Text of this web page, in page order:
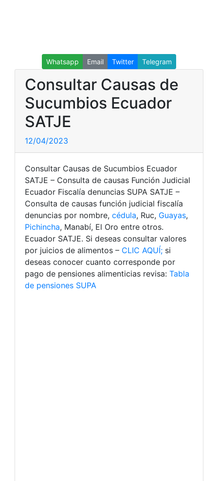
Whatsapp Email Twitter Telegram
Consultar Causas de
Sucumbios Ecuador
SATJE
12/04/2023
Consultar Causas de Sucumbios Ecuador
SATJE – Consulta de causas Función Judicial
Ecuador Fiscalía denuncias SUPA SATJE –
Consulta de causas función judicial fiscalía
denuncias por nombre, cédula, Ruc, Guayas,
Pichincha, Manabí, El Oro entre otros.
Ecuador SATJE. Si deseas consultar valores
por juicios de alimentos – CLIC AQUÍ; si
deseas conocer cuanto corresponde por
pago de pensiones alimenticias revisa: Tabla
de pensiones SUPA